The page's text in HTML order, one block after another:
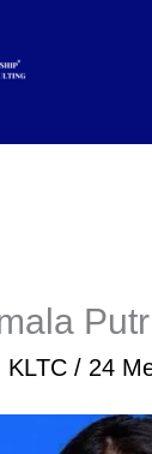
KLTC / 24